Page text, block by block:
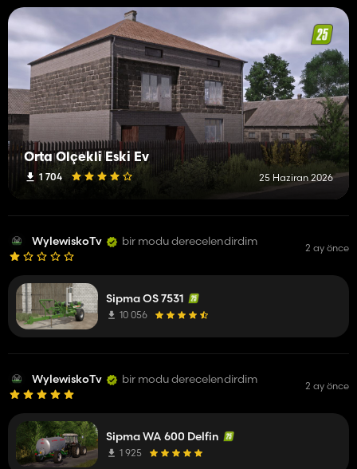
Orta Ölçekli Eski Ev
1 704 25 Haziran 2026
WylewiskoTv bir modu derecelendirdim 2 ay önce
Sipma OS 7531
10 056
WylewiskoTv bir modu derecelendirdim 2 ay önce
Sipma WA 600 Delfin
1 925